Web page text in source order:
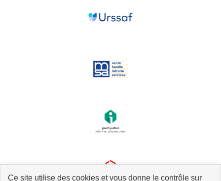
Ce site utilise des cookies et vous donne le contrôle sur